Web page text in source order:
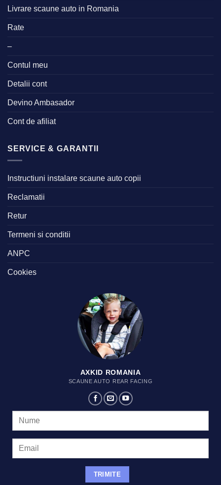
Livrare scaune auto in Romania
Rate
–
Contul meu
Detalii cont
Devino Ambasador
Cont de afiliat
SERVICE & GARANTII
Instructiuni instalare scaune auto copii
Reclamatii
Retur
Termeni si conditii
ANPC
Cookies
AXKID ROMANIA
SCAUNE AUTO REAR FACING